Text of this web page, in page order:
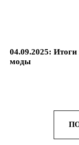
04.09.2025:
моды